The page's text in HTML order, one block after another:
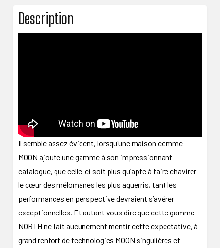
Description
Il semble assez évident, lorsqu’une maison comme
MOON ajoute une gamme à son impressionnant
catalogue, que celle-ci soit plus qu’apte à faire chavirer
le cœur des mélomanes les plus aguerris, tant les
performances en perspective devraient s’avérer
exceptionnelles. Et autant vous dire que cette gamme
NORTH ne fait aucunement mentir cette expectative, à
grand renfort de technologies MOON singulières et